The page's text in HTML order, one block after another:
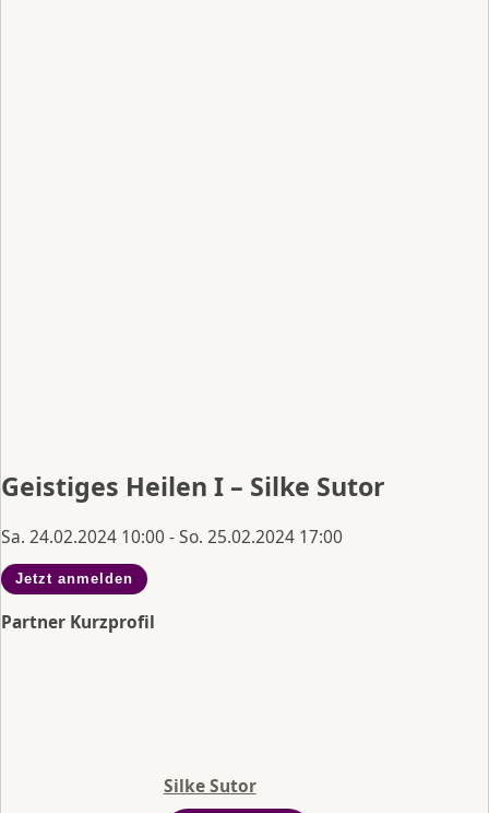
Geistiges Heilen I – Silke Sutor
Sa. 24.02.2024 10:00 - So. 25.02.2024 17:00
Jetzt anmelden
Partner Kurzprofil
Silke Sutor